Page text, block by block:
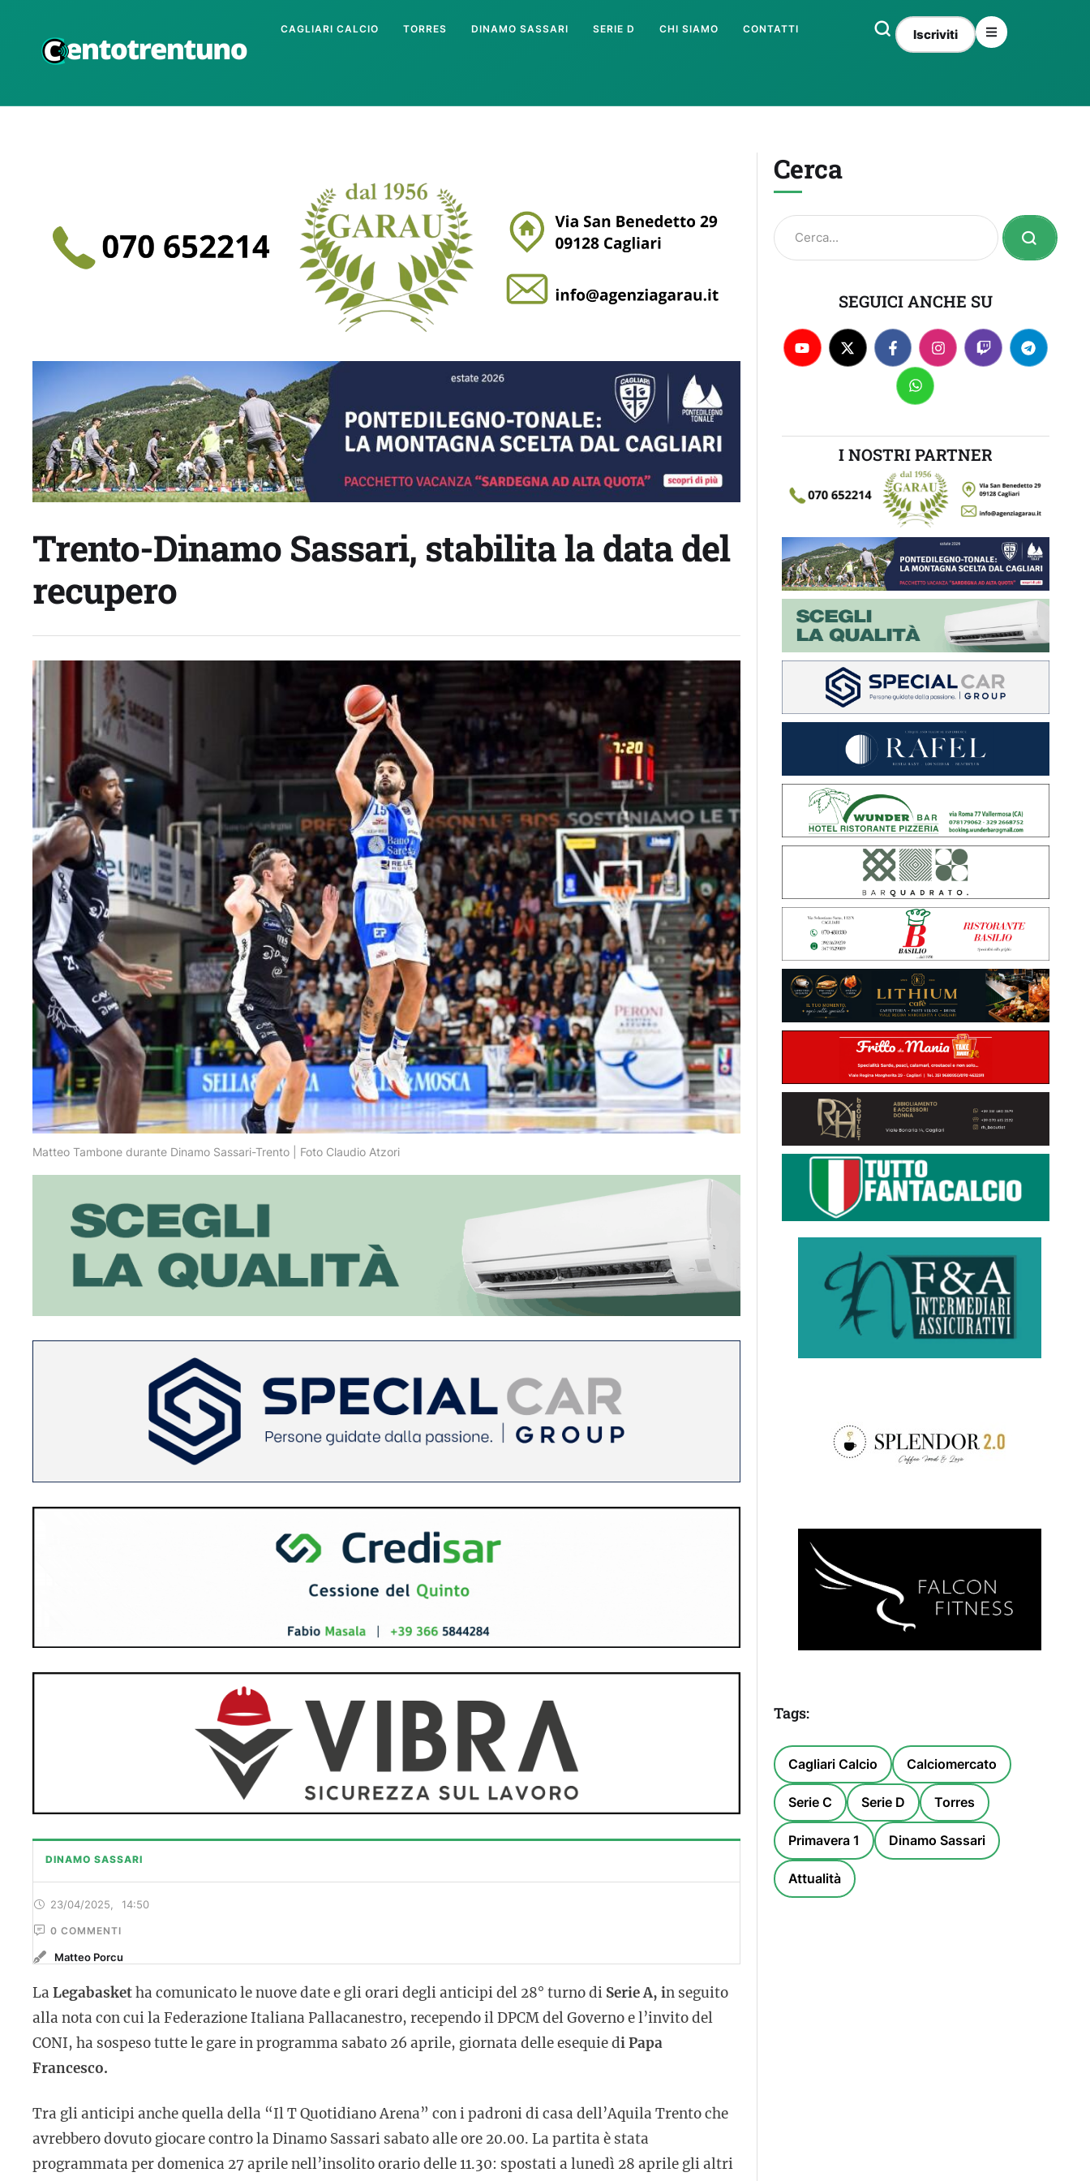
CAGLIARI CALCIO TORRES DINAMO SASSARI SERIE D CHI SIAMO CONTATTI Iscriviti
Trento-Dinamo Sassari, stabilita la data del
recupero
Matteo Tambone durante Dinamo Sassari-Trento | Foto Claudio Atzori
DINAMO SASSARI
23/04/2025 14:50
0 COMMENTI
Matteo Porcu
La Legabasketha comunicato le nuove date e gli orari degli anticipi del 28° turno di Serie A, in seguito
alla nota con cui la Federazione Italiana Pallacanestro, recependo il DPCM del Governo e l’invito del
CONI, ha sospeso tutte le gare in programma sabato 26 aprile, giornata delle esequie di Papa
Francesco.
Tra gli anticipi anche quella della “Il T Quotidiano Arena” con i padroni di casa dell’Aquila Trento che
avrebbero dovuto giocare contro la Dinamo Sassari sabato alle ore 20.00. La partita è stata
programmata per domenica 27 aprile nell’insolito orario delle 11.30: spostati a lunedì 28 aprile gli altri
Cerca
SEGUICI ANCHE SU
I NOSTRI PARTNER
Tags:
Cagliari Calcio Calciomercato
Serie C Serie D Torres
Primavera 1 Dinamo Sassari
Attualità